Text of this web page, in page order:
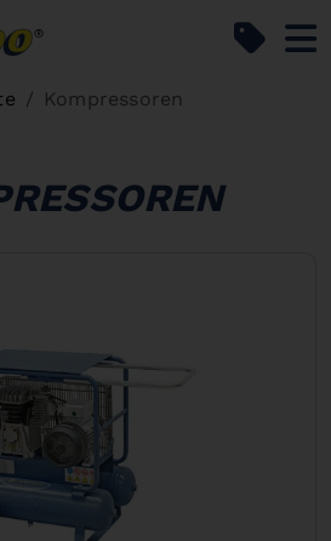
Kompressoren